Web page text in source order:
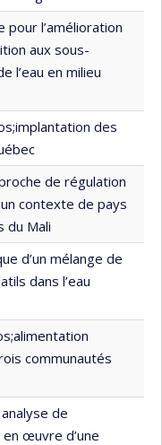
pour l’amélioration
aux sous-
l’eau en milieu
des
de régulation
contexte de pays
du Mali
d’un mélange de
dans l’eau
communautés
de
œuvre d’une